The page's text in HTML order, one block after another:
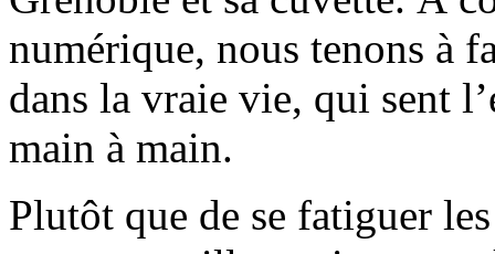
numérique, nous tenons à
dans la vraie vie, qui sent
main à main.
Plutôt que de se fatiguer